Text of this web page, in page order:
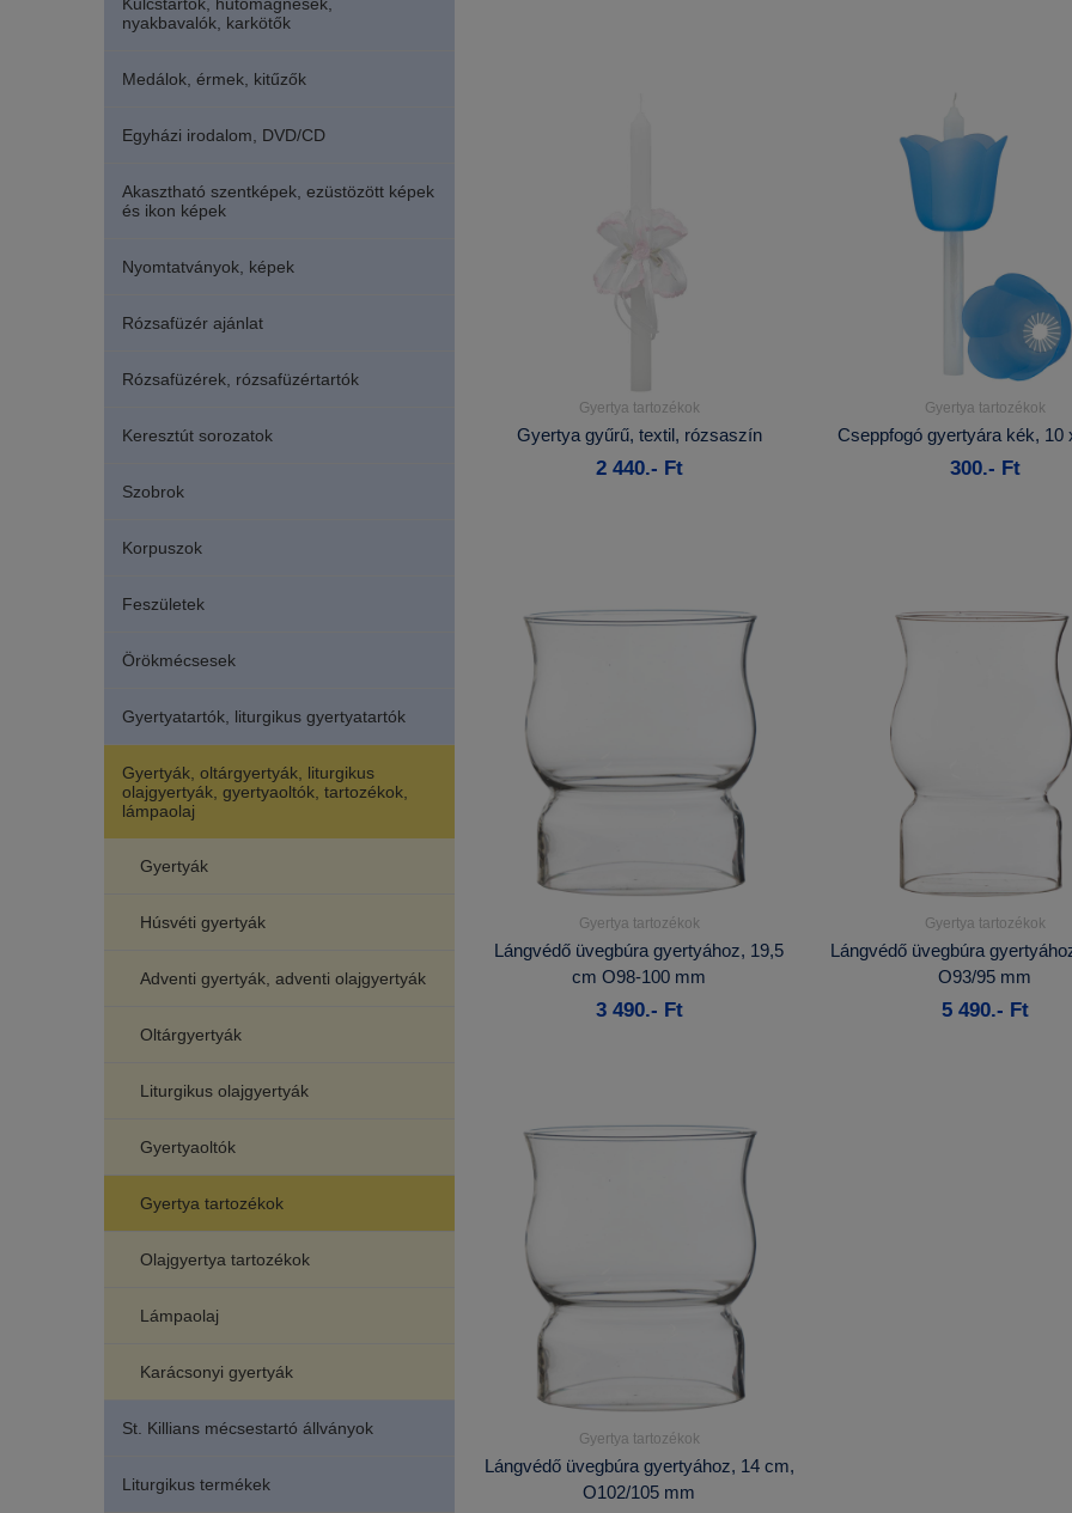
Részletek...
Kosárba
Gyertya tartozékok
Gyertya gyűrű, textil, rózsaszín
2 440.- Ft
Részletek...
Kosárba
Gyertya tartozékok
Cseppfogó gyertyára kék, 10
300.- Ft
Részletek...
Kosárba
Gyertya tartozékok
Lángvédő üvegbúra gyertyához, 19,5
cm O98-100 mm
3 490.- Ft
Részletek...
Kosárba
Gyertya tartozékok
Lángvédő üvegbúra
O93/95 mm
5 490.- Ft
Részletek...
Kosárba
Gyertya tartozékok
Lángvédő üvegbúra gyertyához, 14 cm,
O102/105 mm
nyakbavalók, karkötők
Medálok, érmek, kitűzők
Egyházi irodalom, DVD/CD
Akasztható szentképek, ezüstözött képek
és ikon képek
Nyomtatványok, képek
Rózsafüzér ajánlat
Rózsafüzérek, rózsafüzértartók
Keresztút sorozatok
Szobrok
Korpuszok
Feszületek
Örökmécsesek
Gyertyatartók, liturgikus gyertyatartók
Gyertyák, oltárgyertyák, liturgikus
olajgyertyák, gyertyaoltók, tartozékok,
lámpaolaj
Gyertyák
Húsvéti gyertyák
Adventi gyertyák, adventi olajgyertyák
Oltárgyertyák
Liturgikus olajgyertyák
Gyertyaoltók
Gyertya tartozékok
Olajgyertya tartozékok
Lámpaolaj
Karácsonyi gyertyák
St. Killians mécsestartó állványok
Liturgikus termékek